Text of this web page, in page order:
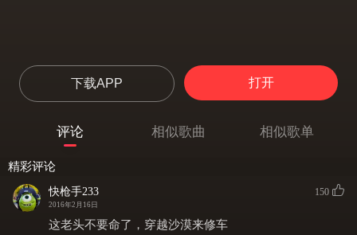
下载APP 打开
评论 相似歌曲 相似歌单
精彩评论
快枪手233
2016年2月16日
150
这老头不要命了，穿越沙漠来修车